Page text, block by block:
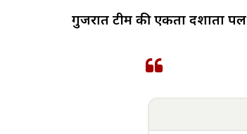
गुजरात टीम की एकता दर्शाता पल